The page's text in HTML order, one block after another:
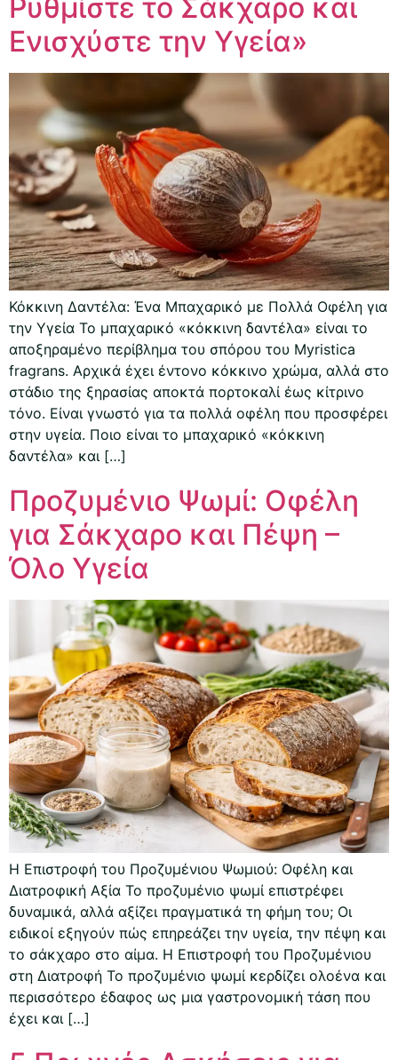
Ρυθμίστε το Σάκχαρο και
Ενισχύστε την Υγεία»
Κόκκινη Δαντέλα: Ένα Μπαχαρικό με Πολλά Οφέλη για
την Υγεία Το μπαχαρικό «κόκκινη δαντέλα» είναι το
αποξηραμένο περίβλημα του σπόρου του Myristica
fragrans. Αρχικά έχει έντονο κόκκινο χρώμα, αλλά στο
στάδιο της ξηρασίας αποκτά πορτοκαλί έως κίτρινο
τόνο. Είναι γνωστό για τα πολλά οφέλη που προσφέρει
στην υγεία. Ποιο είναι το μπαχαρικό «κόκκινη
δαντέλα» και […]
Προζυμένιο Ψωμί: Οφέλη
για Σάκχαρο και Πέψη –
Όλο Υγεία
Η Επιστροφή του Προζυμένιου Ψωμιού: Οφέλη και
Διατροφική Αξία Το προζυμένιο ψωμί επιστρέφει
δυναμικά, αλλά αξίζει πραγματικά τη φήμη του; Οι
ειδικοί εξηγούν πώς επηρεάζει την υγεία, την πέψη και
το σάκχαρο στο αίμα. Η Επιστροφή του Προζυμένιου
στη Διατροφή Το προζυμένιο ψωμί κερδίζει ολοένα και
περισσότερο έδαφος ως μια γαστρονομική τάση που
έχει και […]